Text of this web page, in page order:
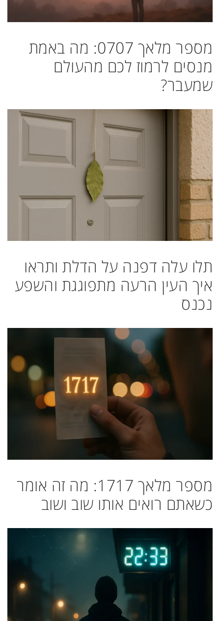
מספר מלאך 0707: מה באמת
מנסים לרמוז לכם מהעולם
שמעבר?
תלו עלה דפנה על הדלת ותראו
איך העין הרעה מתפוגגת והשפע
נכנס
מספר מלאך 1717: מה זה אומר
כשאתם רואים אותו שוב ושוב